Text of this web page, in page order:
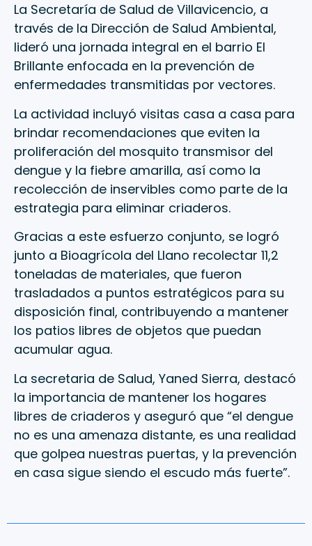
La Secretaría de Salud de Villavicencio, a
través de la Dirección de Salud Ambiental,
lideró una jornada integral en el barrio El
Brillante enfocada en la prevención de
enfermedades transmitidas por vectores.
La actividad incluyó visitas casa a casa para
brindar recomendaciones que eviten la
proliferación del mosquito transmisor del
dengue y la fiebre amarilla, así como la
recolección de inservibles como parte de la
estrategia para eliminar criaderos.
Gracias a este esfuerzo conjunto, se logró
junto a Bioagrícola del Llano recolectar 11,2
toneladas de materiales, que fueron
trasladados a puntos estratégicos para su
disposición final, contribuyendo a mantener
los patios libres de objetos que puedan
acumular agua.
La secretaria de Salud, Yaned Sierra, destacó
la importancia de mantener los hogares
libres de criaderos y aseguró que “el dengue
no es una amenaza distante, es una realidad
que golpea nuestras puertas, y la prevención
en casa sigue siendo el escudo más fuerte”.